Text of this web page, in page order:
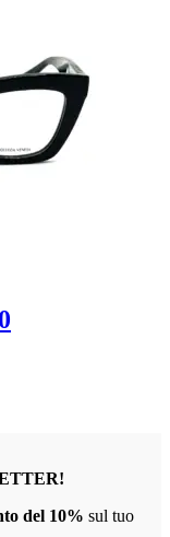
del 10% sul tuo